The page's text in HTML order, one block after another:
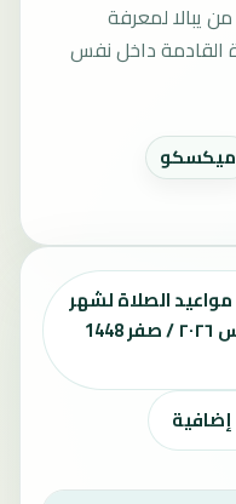
يبالا لمعرفة
القادمة داخل نفس
ميكسكو
الصلاة لشهر
أغسطس ٢٠٢٦ / صفر 1448